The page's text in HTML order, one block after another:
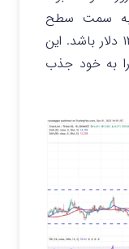
به سمت سطح
اصلاحی فیبوناچی ۶۱.۸ درصدی ۱۲.۸۳ دلار باشد. این
به خود جذب